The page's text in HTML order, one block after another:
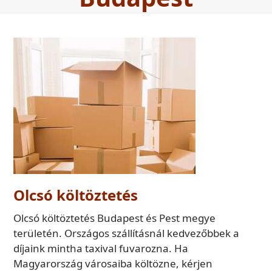
Olcsó költöztetés
Olcsó költöztetés Budapest és Pest megye
területén. Országos szállításnál kedvezőbbek a
díjaink mintha taxival fuvarozna. Ha
Magyarország városaiba költözne, kérjen